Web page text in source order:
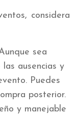
considera
sea
ausencias y
Puedes
posterior.
y manejable